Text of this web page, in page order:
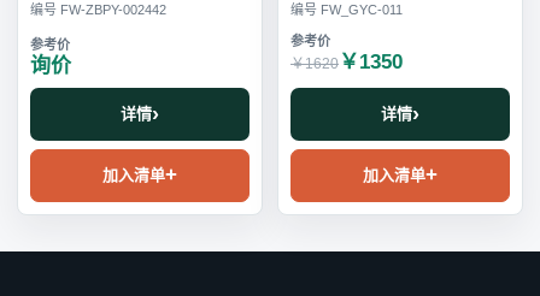
编号 FW-ZBPY-002442
询价
详情
加入清单
编号 FW_GYC-011
￥1620 ￥1350
详情
加入清单